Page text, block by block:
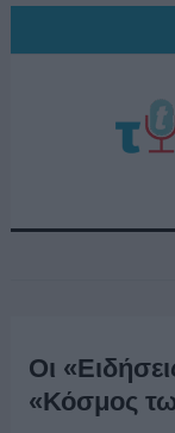
Οι
«Κόσμος